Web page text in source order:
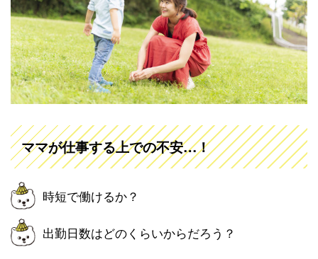
ママが仕事する上での不安…！
時短で働けるか？
出勤日数はどのくらいからだろう？